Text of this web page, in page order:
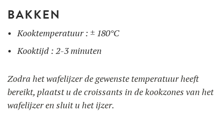
BAKKEN
Kooktemperatuur : ± 180°C
Kooktijd : 2-3 minuten
Zodra het wafelijzer de gewenste temperatuur heeft
bereikt, plaatst u de croissants in de kookzones van het
wafelijzer en sluit u het ijzer.